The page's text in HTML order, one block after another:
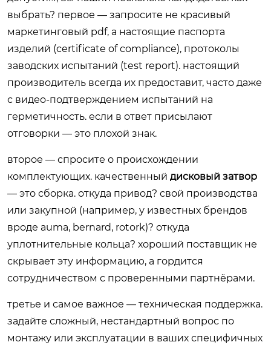
выбрать? первое — запросите не красивый
маркетинговый pdf, а настоящие паспорта
изделий (certificate of compliance), протоколы
заводских испытаний (test report). настоящий
производитель всегда их предоставит, часто даже
с видео-подтверждением испытаний на
герметичность. если в ответ присылают
отговорки — это плохой знак.
второе — спросите о происхождении
комплектующих. качественный дисковый затвор
— это сборка. откуда привод? свой производства
или закупной (например, у известных брендов
вроде auma, bernard, rotork)? откуда
уплотнительные кольца? хороший поставщик не
скрывает эту информацию, а гордится
сотрудничеством с проверенными партнёрами.
третье и самое важное — техническая поддержка.
задайте сложный, нестандартный вопрос по
монтажу или эксплуатации в ваших специфичных